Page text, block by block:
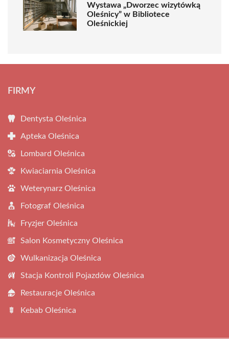
Wystawa „Dworzec wizytówką
Oleśnicy” w Bibliotece
Oleśnickiej
FIRMY
Dentysta Oleśnica
Apteka Oleśnica
Lombard Oleśnica
Kwiaciarnia Oleśnica
Weterynarz Oleśnica
Fotograf Oleśnica
Fryzjer Oleśnica
Salon Kosmetyczny Oleśnica
Wulkanizacja Oleśnica
Stacja Kontroli Pojazdów Oleśnica
Restauracje Oleśnica
Kebab Oleśnica